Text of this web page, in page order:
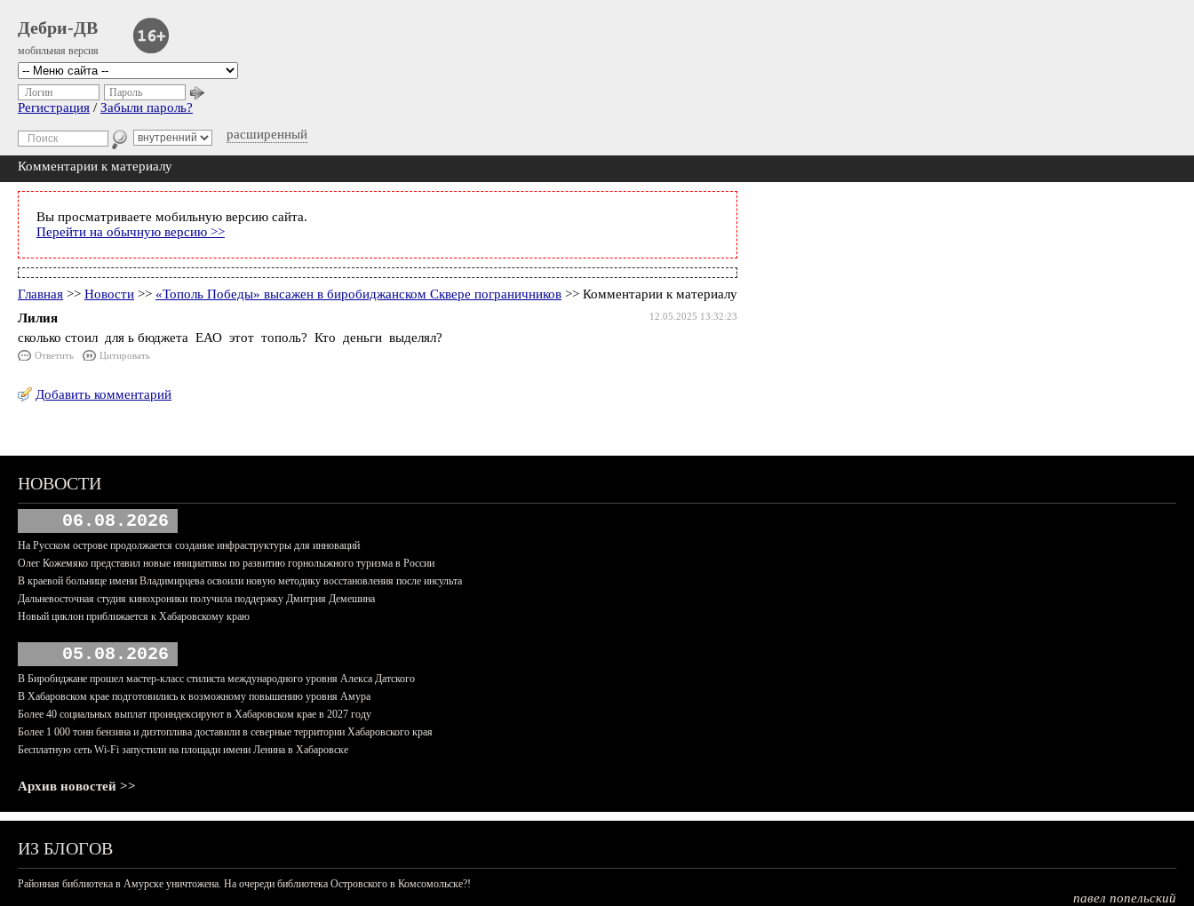
Дебри-ДВ
мобильная версия
расширенный
Логин Пароль
Регистрация / Забыли пароль?
Комментарии к материалу
Вы просматриваете мобильную версию сайта.
Перейти на обычную версию >>
Главная >> Новости >> «Тополь Победы» высажен в биробиджанском Сквере пограничников >> Комментарии к материалу
12.05.2025 13:32:23
Лилия
сколько стоил для ь бюджета ЕАО этот тополь? Кто деньги выделял?
Ответить Цитировать
Добавить комментарий
НОВОСТИ
06.08.2026
На Русском острове продолжается создание инфраструктуры для инноваций
Олег Кожемяко представил новые инициативы по развитию горнолыжного туризма в России
В краевой больнице имени Владимирцева освоили новую методику восстановления после инсульта
Дальневосточная студия кинохроники получила поддержку Дмитрия Демешина
Новый циклон приближается к Хабаровскому краю
05.08.2026
В Биробиджане прошел мастер-класс стилиста международного уровня Алекса Датского
В Хабаровском крае подготовились к возможному повышению уровня Амура
Более 40 социальных выплат проиндексируют в Хабаровском крае в 2027 году
Более 1 000 тонн бензина и дизтоплива доставили в северные территории Хабаровского края
Бесплатную сеть Wi-Fi запустили на площади имени Ленина в Хабаровске
Архив новостей >>
ИЗ БЛОГОВ
Районная библиотека в Амурске уничтожена. На очереди библиотека Островского в Комсомольске?!
павел попельский